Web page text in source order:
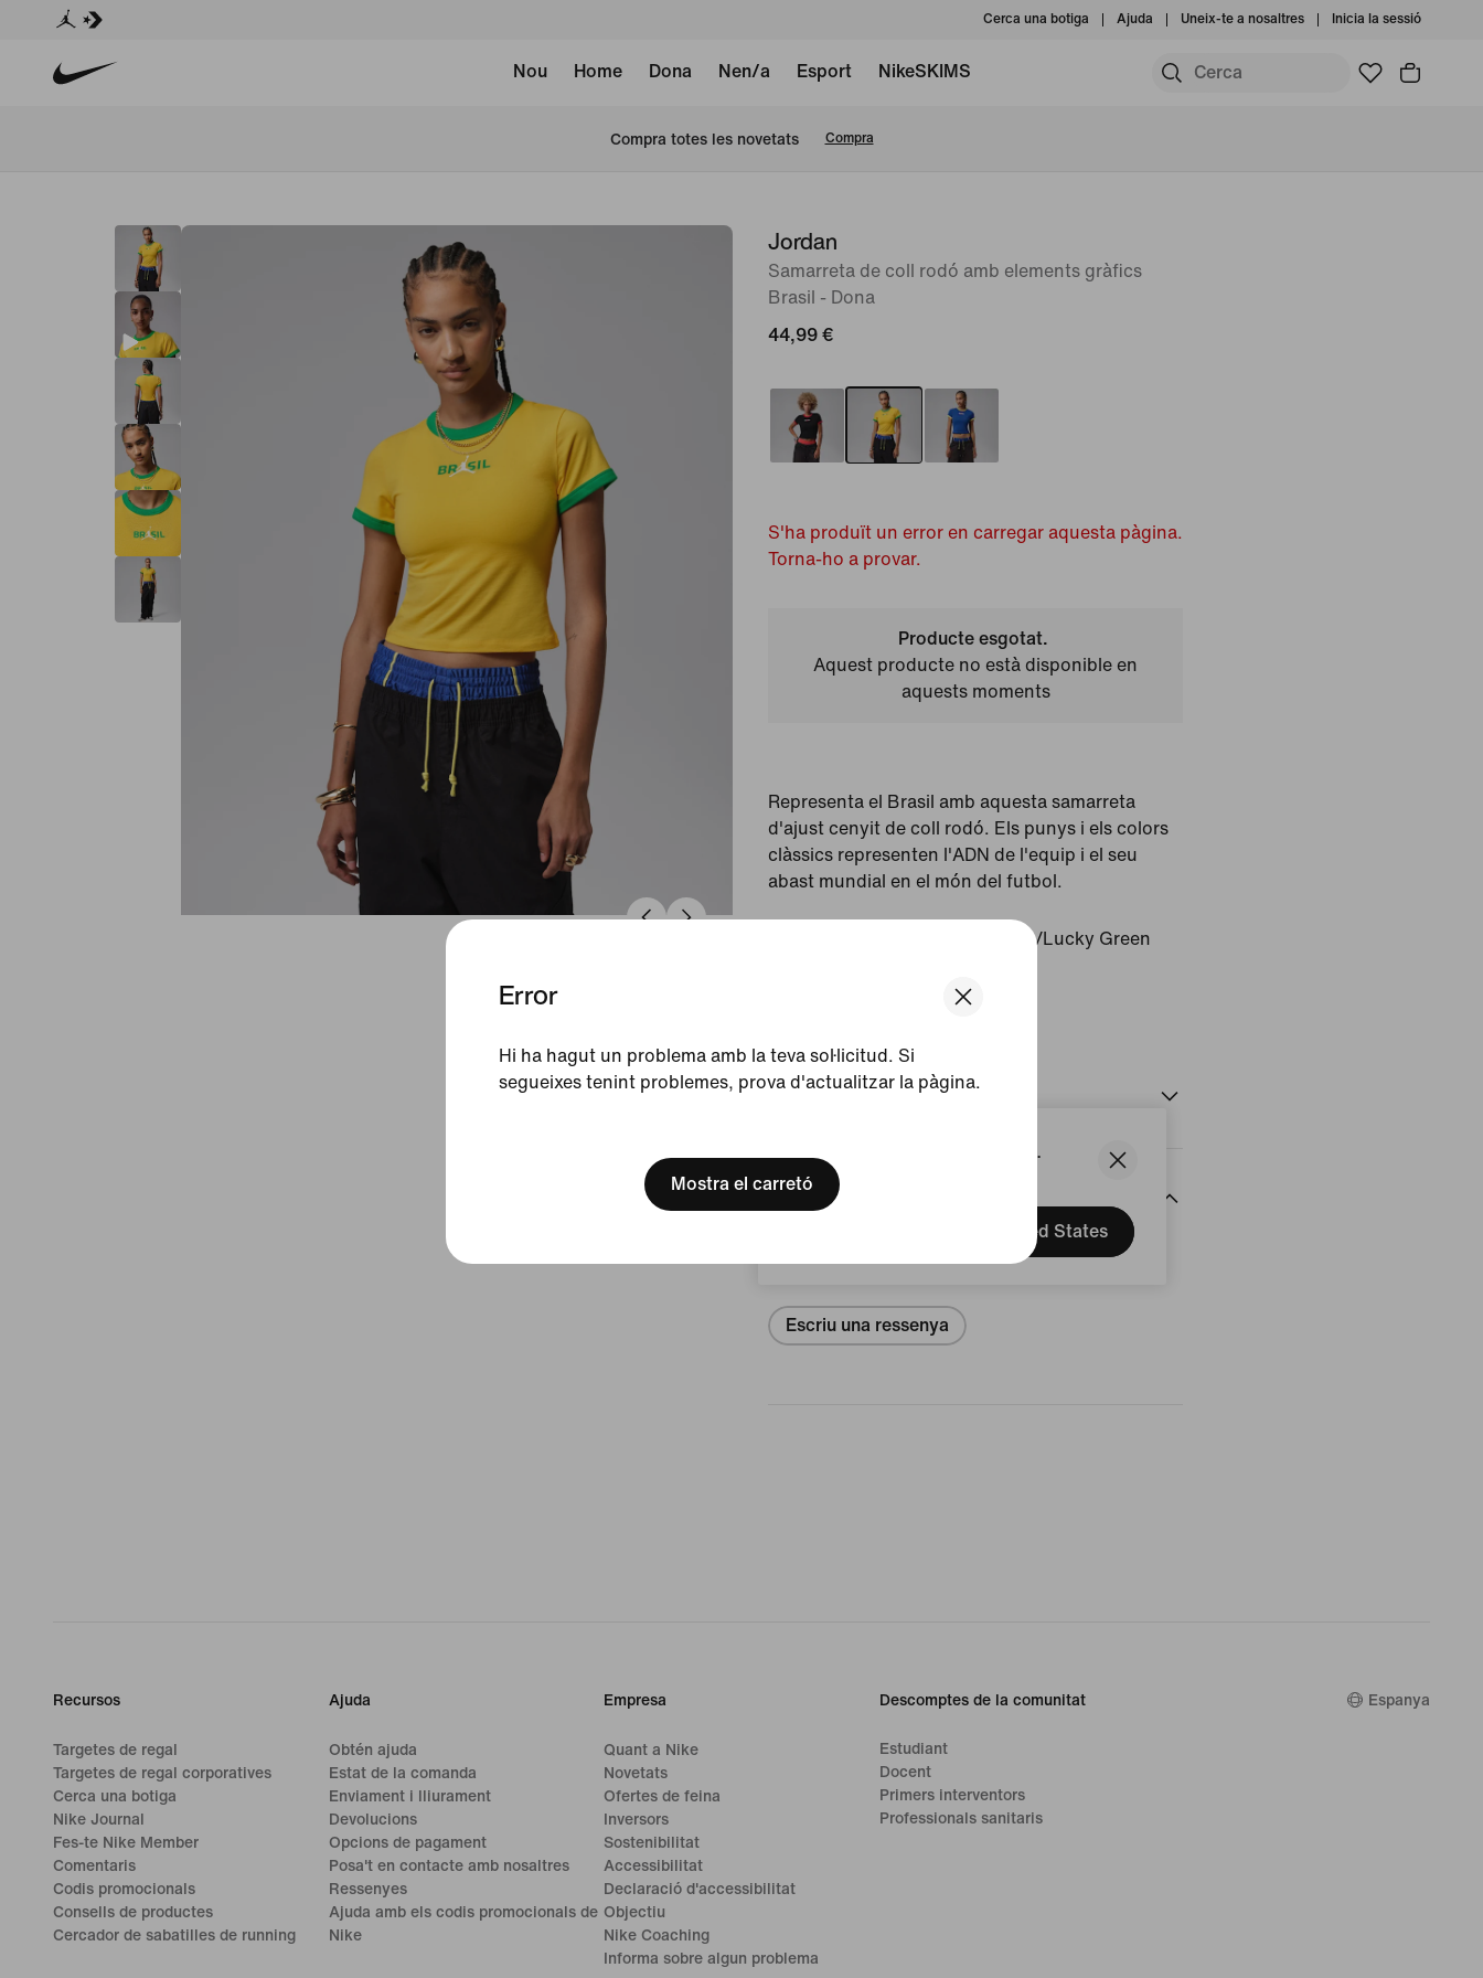
We think you are in United States.
Update your location?
United States
Error
Hi ha hagut un problema amb la teva sol·licitud. Si
segueixes tenint problemes, prova d'actualitzar la pàgina.
Mostra el carretó
Cerca una botiga Ajuda Uneix-te a nosaltres Inicia la sessió
Nou Home Dona Nen/a Esport NikeSKIMS
Compra totes les novetats Compra
ImatgeJordan
Samarreta de coll rodó amb elements gràfics
Brasil - Dona
44,99 €
S'ha produït un error en carregar aquesta pàgina.
Torna-ho a provar.
Producte esgotat.
Aquest producte no està disponible en
aquests moments
Representa el Brasil amb aquesta samarreta
d'ajust cenyit de coll rodó. Els punys i els colors
clàssics representen l'ADN de l'equip i el seu
abast mundial en el món del futbol.
Varsity Maize/Lucky Green
Talles i ajustos
Ressenyes (error)
No hi ha ressenyes
Escriu una ressenya
Recursos
Targetes de regal
Targetes de regal corporatives
Cerca una botiga
Nike Journal
Fes-te Nike Member
Comentaris
Codis promocionals
Consells de productes
Cercador de sabatilles de running
Ajuda
Obtén ajuda
Estat de la comanda
Enviament i lliurament
Devolucions
Opcions de pagament
Posa't en contacte amb nosaltres
Ressenyes
Ajuda amb els codis promocionals de
Nike
Empresa
Quant a Nike
Novetats
Ofertes de feina
Inversors
Sostenibilitat
Accessibilitat
Declaració d'accessibilitat
Objectiu
Nike Coaching
Informa sobre algun problema
Descomptes de la comunitat
Estudiant
Docent
Primers interventors
Professionals sanitaris
Espanya